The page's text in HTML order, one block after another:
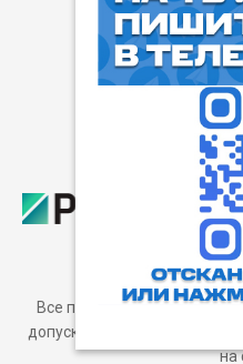
Все права защищены.
допускается только с
на